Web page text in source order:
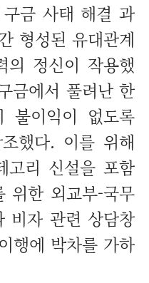
금 사태 해결 과
형성된 유대관계
의 정신이 작용했
금에서 풀려난 한
불이익이 없도록
했다. 이를 위해
고리 신설을 포함
위한 외교부-국무
비자 관련 상담창
행에 박차를 가하